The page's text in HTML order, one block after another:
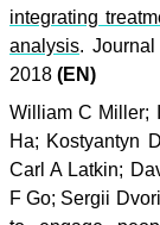
integrating
analysis.
2018 (EN)
William C Miller;
Ha; Kostyantyn
Carl A Latkin;
F Go; Sergii